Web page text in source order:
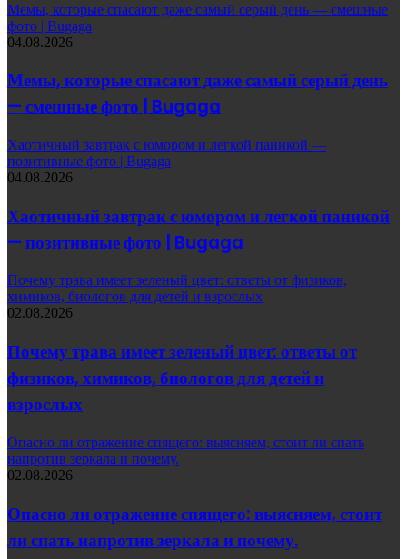
Мемы, которые спасают даже самый серый день — смешные
фото | Bugaga
04.08.2026
Мемы, которые спасают даже самый серый день
— смешные фото | Bugaga
Хаотичный завтрак с юмором и легкой паникой —
позитивные фото | Bugaga
04.08.2026
Хаотичный завтрак с юмором и легкой паникой
— позитивные фото | Bugaga
Почему трава имеет зеленый цвет: ответы от физиков,
химиков, биологов для детей и взрослых
02.08.2026
Почему трава имеет зеленый цвет: ответы от
физиков, химиков, биологов для детей и
взрослых
Опасно ли отражение спящего: выясняем, стоит ли спать
напротив зеркала и почему.
02.08.2026
Опасно ли отражение спящего: выясняем, стоит
ли спать напротив зеркала и почему.